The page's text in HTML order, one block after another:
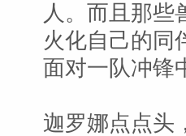
人。而且那些
火化自己的同
面对一队冲锋
迦罗娜点点头